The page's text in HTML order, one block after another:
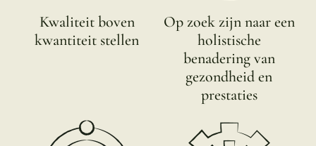
Kwaliteit boven
kwantiteit stellen
Op zoek zijn naar een
holistische
benadering van
gezondheid en
prestaties